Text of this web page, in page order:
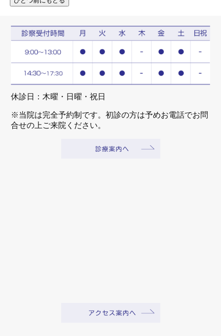
休診日：木曜・日曜・祝日
※当院は完全予約制です。初診の方は予めお電話でお問
合せの上ご来院ください。